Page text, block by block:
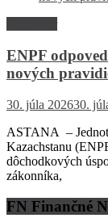
ENPF
nových
30. júla 202630.
ASTANA –
Kazachstanu
dôchodkových
zákonníka,
FN Finančné